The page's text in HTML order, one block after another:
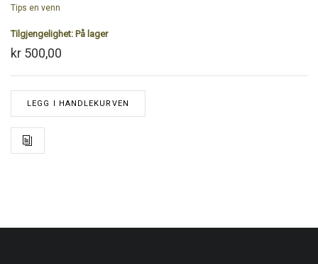
Tips en venn
Tilgjengelighet: På lager
kr 500,00
LEGG I HANDLEKURVEN